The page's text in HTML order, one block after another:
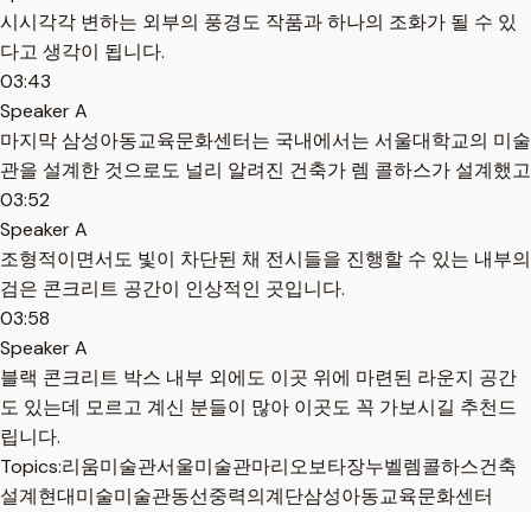
시시각각 변하는 외부의 풍경도 작품과 하나의 조화가 될 수 있
다고 생각이 됩니다.
03:43
Speaker A
마지막 삼성아동교육문화센터는 국내에서는 서울대학교의 미술
관을 설계한 것으로도 널리 알려진 건축가 렘 콜하스가 설계했고
03:52
Speaker A
조형적이면서도 빛이 차단된 채 전시들을 진행할 수 있는 내부의
검은 콘크리트 공간이 인상적인 곳입니다.
03:58
Speaker A
블랙 콘크리트 박스 내부 외에도 이곳 위에 마련된 라운지 공간
도 있는데 모르고 계신 분들이 많아 이곳도 꼭 가보시길 추천드
립니다.
Topics:리움미술관서울미술관마리오보타장누벨렘콜하스건축
설계현대미술미술관동선중력의계단삼성아동교육문화센터